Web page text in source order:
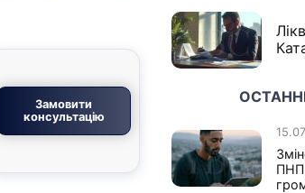
Замовити
консультацію
ПНП